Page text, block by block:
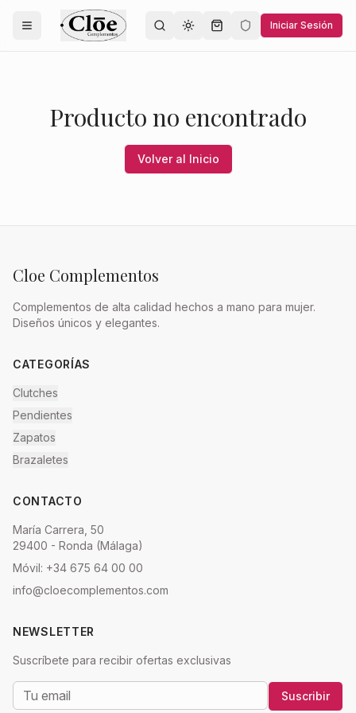
Toggle theme Iniciar Sesión
Producto no encontrado
Volver al Inicio
Cloe Complementos
Complementos de alta calidad hechos a mano para mujer.
Diseños únicos y elegantes.
CATEGORÍAS
Clutches
Pendientes
Zapatos
Brazaletes
CONTACTO
María Carrera, 50
29400 - Ronda (Málaga)
Móvil: +34 675 64 00 00
info@cloecomplementos.com
NEWSLETTER
Suscríbete para recibir ofertas exclusivas
Suscribir